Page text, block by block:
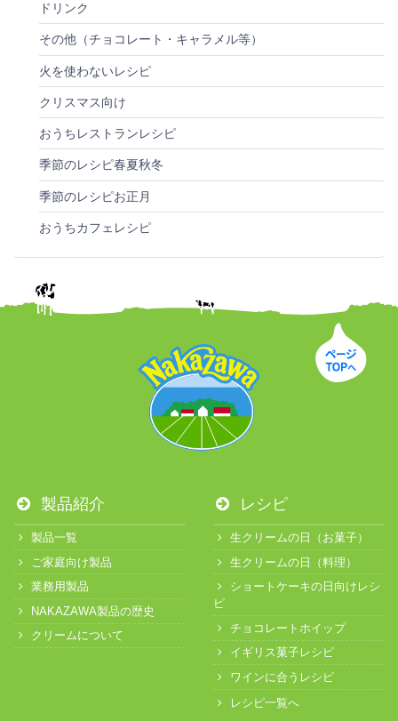
ドリンク
その他（チョコレート・キャラメル等）
火を使わないレシピ
クリスマス向け
おうちレストランレシピ
季節のレシピ春夏秋冬
季節のレシピお正月
おうちカフェレシピ
製品紹介
製品一覧
ご家庭向け製品
業務用製品
NAKAZAWA製品の歴史
クリームについて
レシピ
生クリームの日（お菓子）
生クリームの日（料理）
ショートケーキの日向けレシ
ピ
チョコレートホイップ
イギリス菓子レシピ
ワインに合うレシピ
レシピ一覧へ